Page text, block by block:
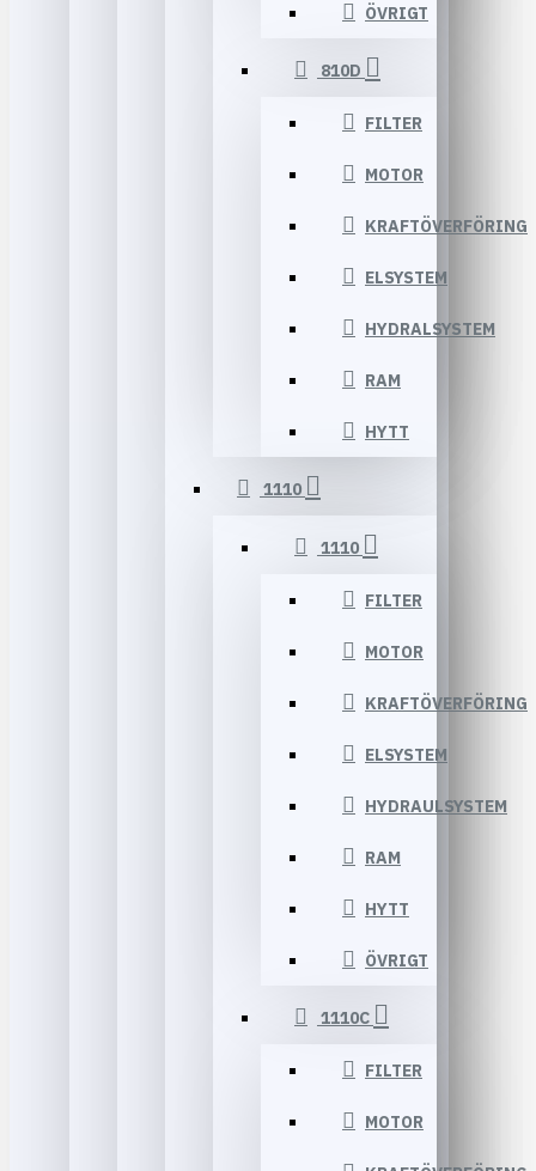
ÖVRIGT
810D
FILTER
MOTOR
KRAFTÖVERFÖRING
ELSYSTEM
HYDRALSYSTEM
RAM
HYTT
1110
1110
FILTER
MOTOR
KRAFTÖVERFÖRING
ELSYSTEM
HYDRAULSYSTEM
RAM
HYTT
ÖVRIGT
1110C
FILTER
MOTOR